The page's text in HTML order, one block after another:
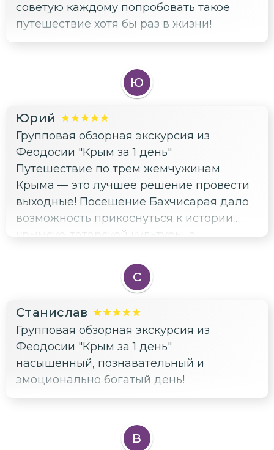
советую каждому попробовать такое
путешествие хотя бы раз в жизни!
Ю
Юрий
Групповая обзорная экскурсия из
Феодосии "Крым за 1 день"
Путешествие по трем жемчужинам
Крыма — это лучшее решение провести
выходные! Посещение Бахчисарая дало
возможность прикоснуться к истории
крымско-татарской культуры, а
славой и атмосферой морских
приключений. Но самое сильное
роскошью зелёных насаждений и
уютными улочками. Спасибо
организаторам за такой прекрасный тур!
С
Станислав
Групповая обзорная экскурсия из
Феодосии "Крым за 1 день"
насыщенный, познавательный и
эмоционально богатый день!
В